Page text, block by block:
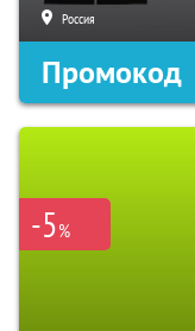
Россия
Промокод
-5%